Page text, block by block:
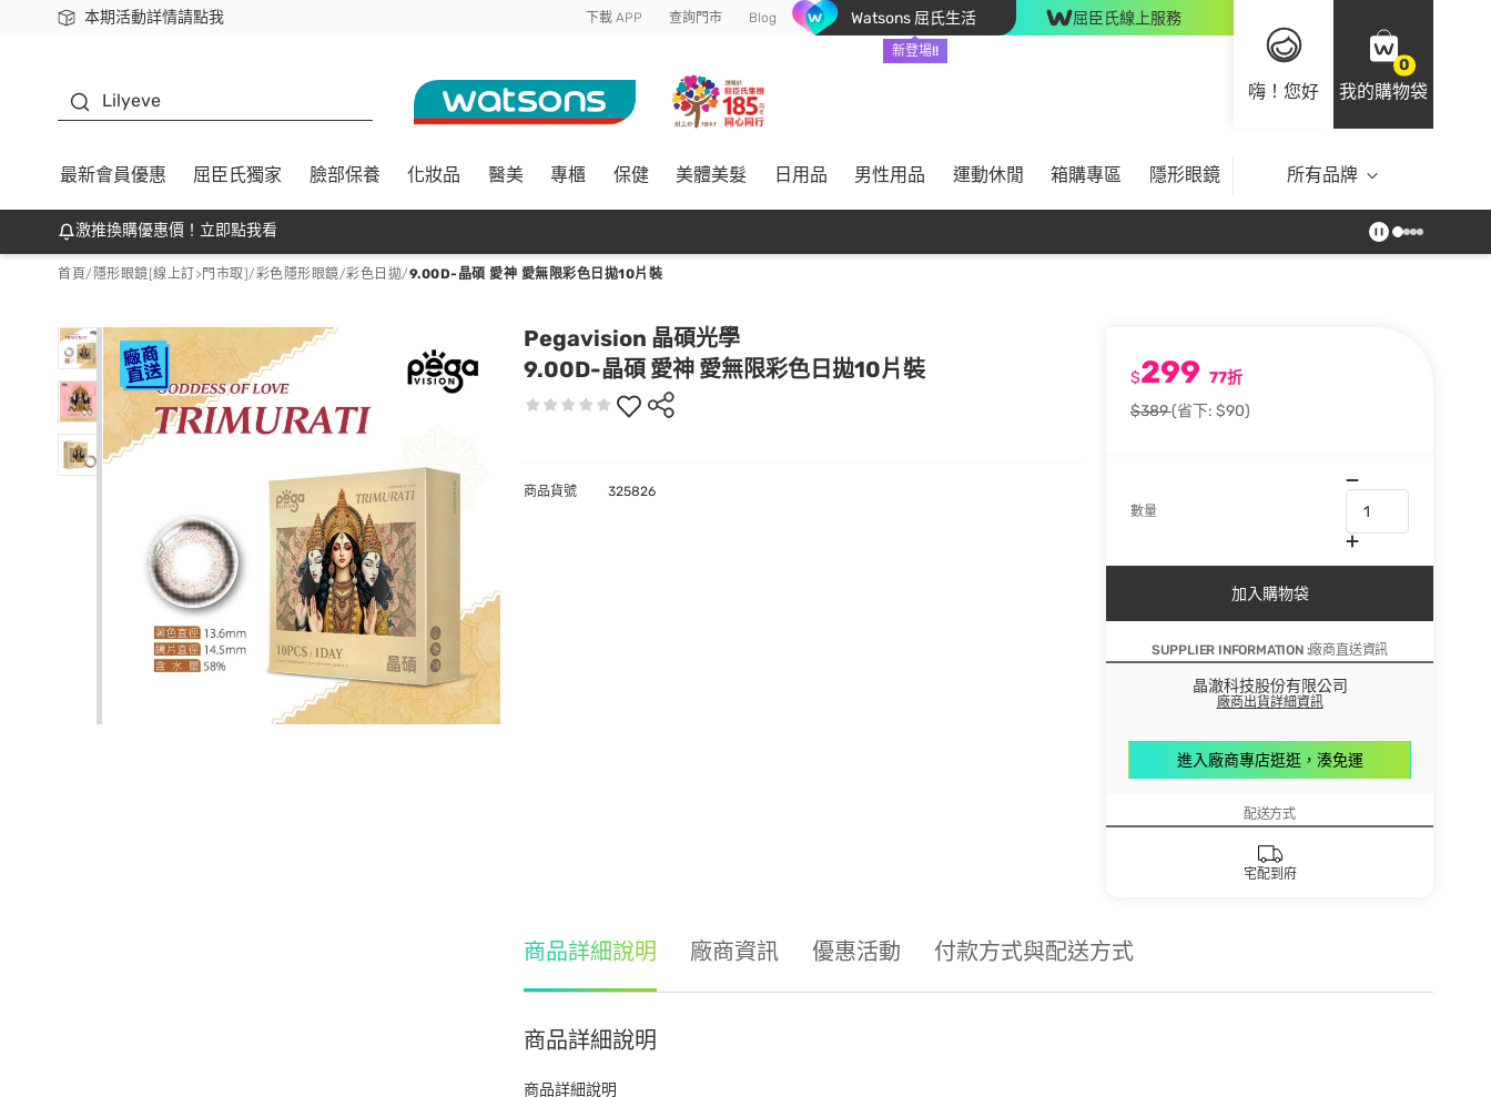
本期活動詳情請點我
下載app最高回饋$350 下載 APP 查詢門市 Blog Watsons 屈氏生活
新登場!!
屈臣氏線上服務
嗨！您好
0
我的購物袋
Lilyeve
最新會員優惠 屈臣氏獨家 臉部保養 化妝品 醫美 專櫃 保健 美體美髮 日用品 男性用品 運動休閒 箱購專區 隱形眼鏡 所有品牌
激推換購優惠價！立即點我看
首頁/ 隱形眼鏡[線上訂>門市取]/彩色隱形眼鏡/彩色日拋/9.00D-晶碩 愛神 愛無限彩色日拋10片裝
Pegavision 晶碩光學
9.00D-晶碩 愛神 愛無限彩色日拋10片裝
$299 77折
$389(省下: $90)
數量
加入購物袋
SUPPLIER INFORMATION :廠商直送資訊
晶澈科技股份有限公司
廠商出貨詳細資訊
進入廠商專店逛逛，湊免運
配送方式
宅配到府
商品貨號 325826
商品詳細說明 廠商資訊 優惠活動 付款方式與配送方式
商品詳細說明
商品詳細說明